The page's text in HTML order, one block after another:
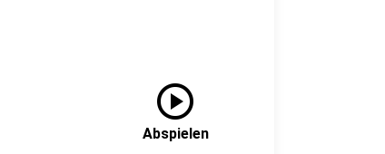
play_circle
Abspielen